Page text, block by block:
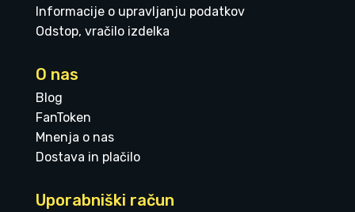
Informacije o upravljanju podatkov
Odstop, vračilo izdelka
O nas
Blog
FanToken
Mnenja o nas
Dostava in plačilo
Uporabniški račun